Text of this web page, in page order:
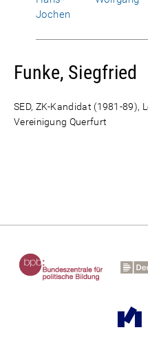
Jochen
Funke, Siegfried
SED, ZK-Kandidat (1981-89),
Vereinigung Querfurt